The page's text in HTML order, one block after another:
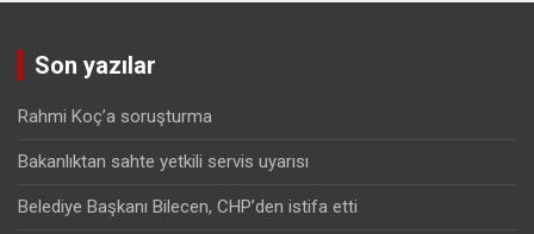
Son yazılar
Rahmi Koç’a soruşturma
Bakanlıktan sahte yetkili servis uyarısı
Belediye Başkanı Bilecen, CHP’den istifa etti